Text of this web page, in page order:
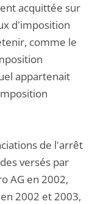
acquittée sur
d'imposition
comme le
appartenait
de l'arrêt
versés par
AG en 2002,
2002 et 2003,